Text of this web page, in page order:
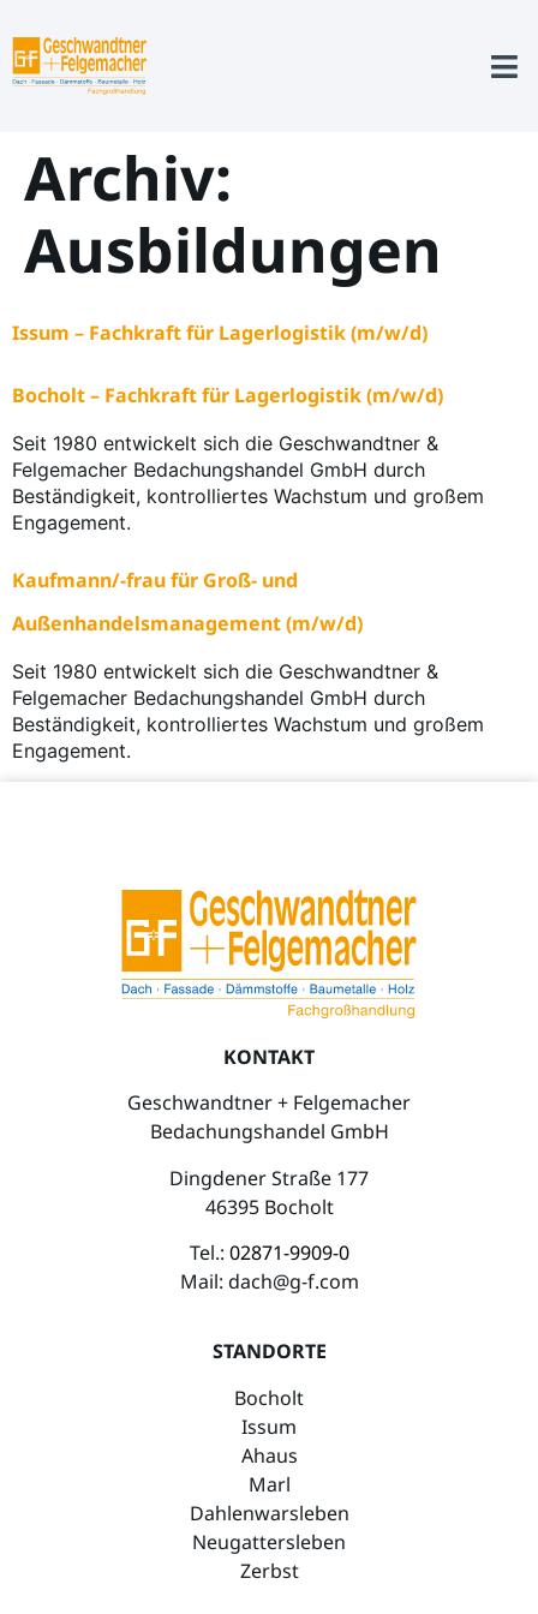
Archiv:
Ausbildungen
Issum – Fachkraft für Lagerlogistik (m/w/d)
Bocholt – Fachkraft für Lagerlogistik (m/w/d)
Seit 1980 entwickelt sich die Geschwandtner &
Felgemacher Bedachungshandel GmbH durch
Beständigkeit, kontrolliertes Wachstum und großem
Engagement.
Kaufmann/-frau für Groß- und
Außenhandelsmanagement (m/w/d)
Seit 1980 entwickelt sich die Geschwandtner &
Felgemacher Bedachungshandel GmbH durch
Beständigkeit, kontrolliertes Wachstum und großem
Engagement.
KONTAKT
Geschwandtner + Felgemacher
Bedachungshandel GmbH
Dingdener Straße 177
46395 Bocholt
Tel.: 02871-9909-0
Mail: dach@g-f.com
STANDORTE
Bocholt
Issum
Ahaus
Marl
Dahlenwarsleben
Neugattersleben
Zerbst